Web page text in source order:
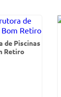
de Piscinas
Retiro